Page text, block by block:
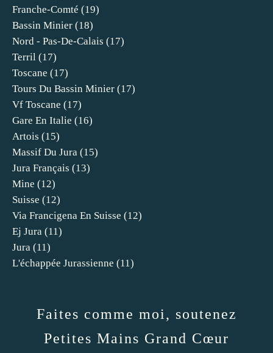
Franche-Comté (19)
Bassin Minier (18)
Nord - Pas-De-Calais (17)
Terril (17)
Toscane (17)
Tours Du Bassin Minier (17)
Vf Toscane (17)
Gare En Italie (16)
Artois (15)
Massif Du Jura (15)
Jura Français (13)
Mine (12)
Suisse (12)
Via Francigena En Suisse (12)
Ej Jura (11)
Jura (11)
L'échappée Jurassienne (11)
Faites comme moi, soutenez
Petites Mains Grand Cœur